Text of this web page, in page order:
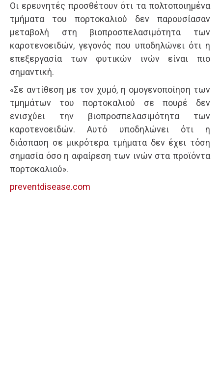
Οι ερευνητές προσθέτουν ότι τα πολτοποιημένα
τμήματα του πορτοκαλιού δεν παρουσίασαν
μεταβολή στη βιοπροσπελασιμότητα των
καροτενοειδών, γεγονός που υποδηλώνει ότι η
επεξεργασία των φυτικών ινών είναι πιο
σημαντική.
«Σε αντίθεση με τον χυμό, η ομογενοποίηση των
τμημάτων του πορτοκαλιού σε πουρέ δεν
ενισχύει την βιοπροσπελασιμότητα των
καροτενοειδών. Αυτό υποδηλώνει ότι η
διάσπαση σε μικρότερα τμήματα δεν έχει τόση
σημασία όσο η αφαίρεση των ινών στα προϊόντα
πορτοκαλιού».
preventdisease.com